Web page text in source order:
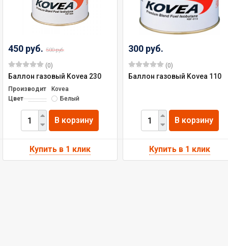
450 руб. 500 руб.
(0)
Баллон газовый Kovea 230
ПроизводительKovea
Цвет
Белый
В корзину
300 руб.
(0)
Баллон газовый Kovea 110
В корзину